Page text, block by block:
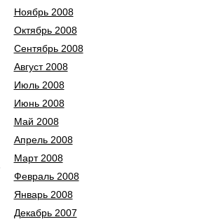
Ноябрь 2008
Октябрь 2008
Сентябрь 2008
Август 2008
Июль 2008
Июнь 2008
Май 2008
Апрель 2008
Март 2008
Февраль 2008
Январь 2008
Декабрь 2007